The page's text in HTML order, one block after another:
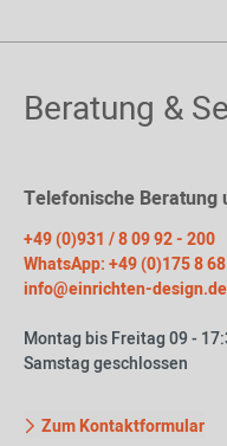
Beratung &
Telefonische Beratung
+49 (0)931 / 8 09 92 - 200
WhatsApp: +49 (0)175 8
info@einrichten-design.de
Montag bis Freitag 09 -
Samstag geschlossen
Zum Kontaktformular